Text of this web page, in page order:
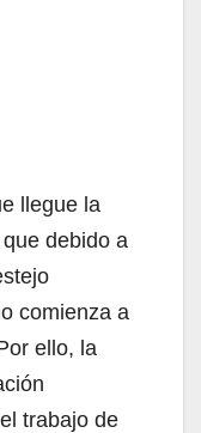
llegue la
debido a
comienza a
ello, la
trabajo de